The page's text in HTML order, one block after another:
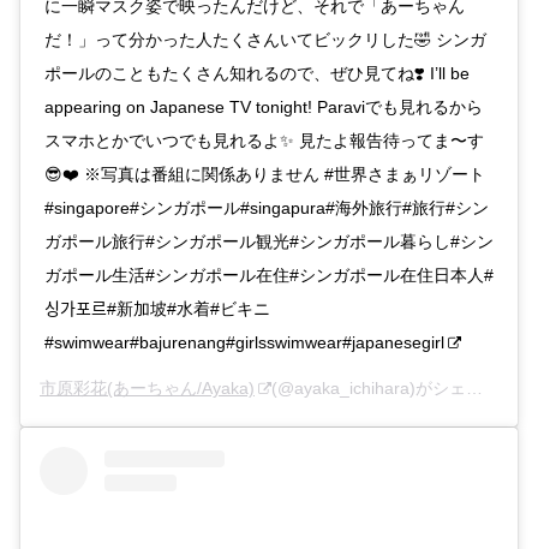
に一瞬マスク姿で映ったんだけど、それで「あーちゃん
だ！」って分かった人たくさんいてビックリした🤣 シンガ
ポールのこともたくさん知れるので、ぜひ見てね❣️ I’ll be
appearing on Japanese TV tonight! Paraviでも見れるから
スマホとかでいつでも見れるよ✨ 見たよ報告待ってま〜す
😎❤️ ※写真は番組に関係ありません #世界さまぁリゾート
#singapore#シンガポール#singapura#海外旅行#旅行#シン
ガポール旅行#シンガポール観光#シンガポール暮らし#シン
ガポール生活#シンガポール在住#シンガポール在住日本人#
싱가포르#新加坡#水着#ビキニ
#swimwear#bajurenang#girlsswimwear#japanesegirl
市原彩花(あーちゃん/Ayaka) (@ayaka_ichihara)がシェアした投稿 –